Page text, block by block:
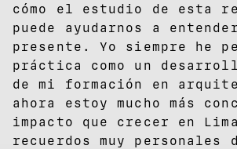
cómo el estudio de esta
puede ayudarnos a
presente. Yo siempre he
práctica como un
de mi formación en
ahora estoy mucho más
impacto que crecer en
recuerdos muy personales